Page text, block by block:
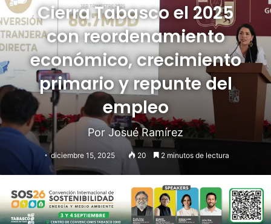
Cierra Tabasco el 2025
con reordenamiento
económico, crecimiento
primario y repunte del
empleo
Por Josué Ramírez
diciembre 15, 2025 20 2 minutos de lectura